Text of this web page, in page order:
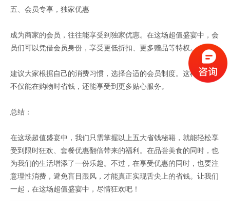
五、会员专享，独家优惠
成为商家的会员，往往能享受到独家优惠。在这场超值盛宴中，会
员们可以凭借会员身份，享受更低折扣、更多赠品等特权。
建议大家根据自己的消费习惯，选择合适的会员制度。这样一来，
不仅能在购物时省钱，还能享受到更多贴心服务。
总结：
在这场超值盛宴中，我们只需掌握以上五大省钱秘籍，就能轻松享
受到限时狂欢、套餐优惠翻倍带来的福利。在品尝美食的同时，也
为我们的生活增添了一份乐趣。不过，在享受优惠的同时，也要注
意理性消费，避免盲目跟风，才能真正实现舌尖上的省钱。让我们
一起，在这场超值盛宴中，尽情狂欢吧！